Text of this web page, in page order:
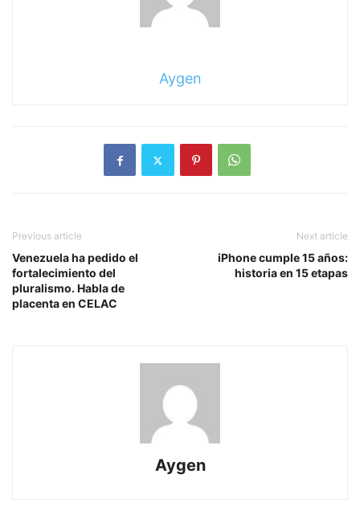
Aygen
Previous article
Venezuela ha pedido el
fortalecimiento del
pluralismo. Habla de
placenta en CELAC
Next article
iPhone cumple 15 años:
historia en 15 etapas
Aygen